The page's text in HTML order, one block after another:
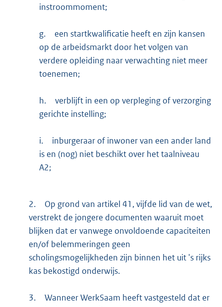
instroommoment;
g.
een startkwalificatie heeft en zijn kansen
op de arbeidsmarkt door het volgen van
verdere opleiding naar verwachting niet meer
toenemen;
h.
verblijft in een op verpleging of verzorging
gerichte instelling;
i.
inburgeraar of inwoner van een ander land
is en (nog) niet beschikt over het taalniveau
A2;
2.
Op grond van artikel 41, vijfde lid van de wet,
verstrekt de jongere documenten waaruit moet
blijken dat er vanwege onvoldoende capaciteiten
en/of belemmeringen geen
scholingsmogelijkheden zijn binnen het uit 's rijks
kas bekostigd onderwijs.
3.
Wanneer WerkSaam heeft vastgesteld dat er